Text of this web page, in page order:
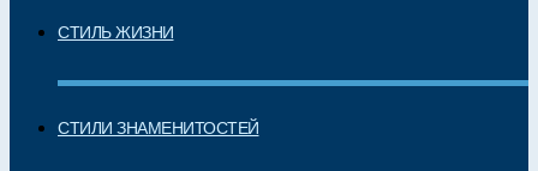
СТИЛЬ ЖИЗНИ
СТИЛИ ЗНАМЕНИТОСТЕЙ